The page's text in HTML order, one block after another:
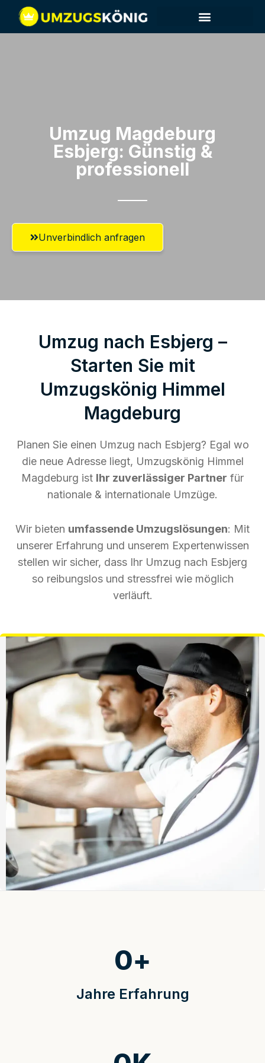
Umzug Magdeburg​
Esbjerg: Günstig &
professionell​
Unverbindlich anfragen
Umzug nach Esbjerg –
Starten Sie mit
Umzugskönig Himmel
Magdeburg
Planen Sie einen Umzug nach Esbjerg? Egal wo
die neue Adresse liegt, Umzugskönig Himmel
Magdeburg ist Ihr zuverlässiger Partner für
nationale & internationale Umzüge.
Wir bieten umfassende Umzugslösungen: Mit
unserer Erfahrung und unserem Expertenwissen
stellen wir sicher, dass Ihr Umzug nach Esbjerg
so reibungslos und stressfrei wie möglich
verläuft.
Jahre Erfahrung
0+